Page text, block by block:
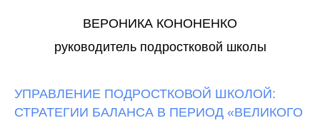
ВЕРОНИКА КОНОНЕНКО
руководитель подростковой школы
УПРАВЛЕНИЕ ПОДРОСТКОВОЙ ШКОЛОЙ:
СТРАТЕГИИ БАЛАНСА В ПЕРИОД «ВЕЛИКОГО